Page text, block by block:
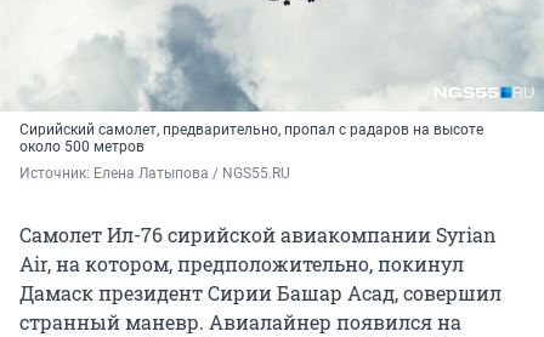
Сирийский самолет, предварительно, пропал с радаров на высоте
около 500 метров
Источник: Елена Латыпова / NGS55.RU
Самолет Ил-76 сирийской авиакомпании Syrian
Air, на котором, предположительно, покинул
Дамаск президент Сирии Башар Асад, совершил
странный маневр. Авиалайнер появился на